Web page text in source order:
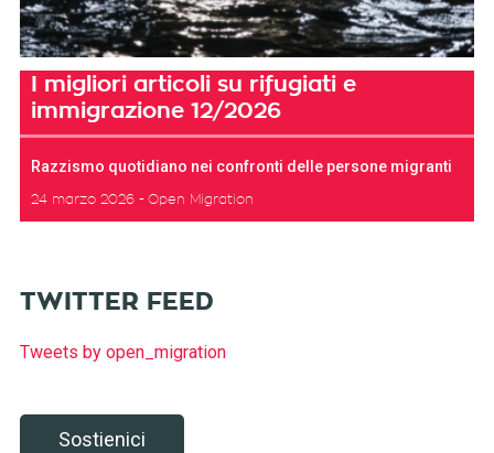
I migliori articoli su rifugiati e
immigrazione 12/2026
Razzismo quotidiano nei confronti delle persone migranti
24 marzo 2026 Open Migration
TWITTER FEED
Tweets by open_migration
Sostienici